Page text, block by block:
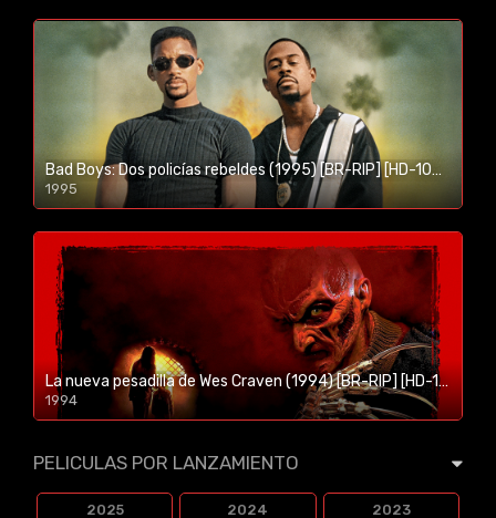
Bad Boys: Dos policías rebeldes (1995) [BR-RIP] [HD-1080p]
1995
1080p/720p
La nueva pesadilla de Wes Craven (1994) [BR-RIP] [HD-1080p]
1994
1080p/720p
PELICULAS POR LANZAMIENTO
2025 2024 2023